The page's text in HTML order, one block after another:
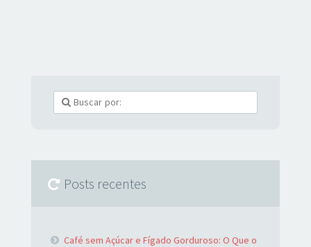
Posts recentes
Café sem Açúcar e Fígado Gorduroso: O Que o